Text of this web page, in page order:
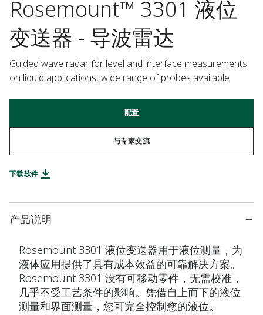
Rosemount™ 3301 液位
变送器 - 导波雷达
Guided wave radar for level and interface measurements
on liquid applications, wide range of probes available
配置
与专家交流
下载软件
产品说明
Rosemount 3301 液位变送器用于液位测量，为
液体应用提供了具有成本效益的可靠解决方案。
Rosemount 3301 没有可移动零件，无需校准，
几乎不受工艺条件的影响。凭借自上而下的液位
测量和界面测量，您可完全控制您的液位。